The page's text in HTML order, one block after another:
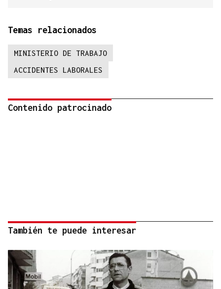
Temas relacionados
MINISTERIO DE TRABAJO
ACCIDENTES LABORALES
Contenido patrocinado
También te puede interesar